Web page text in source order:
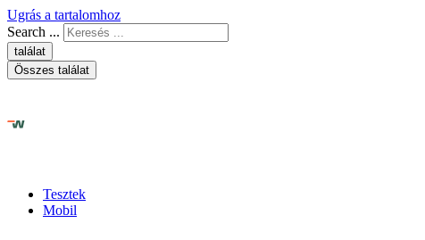
Ugrás a tartalomhoz
Search ...
találat
Összes találat
Tesztek
Mobil